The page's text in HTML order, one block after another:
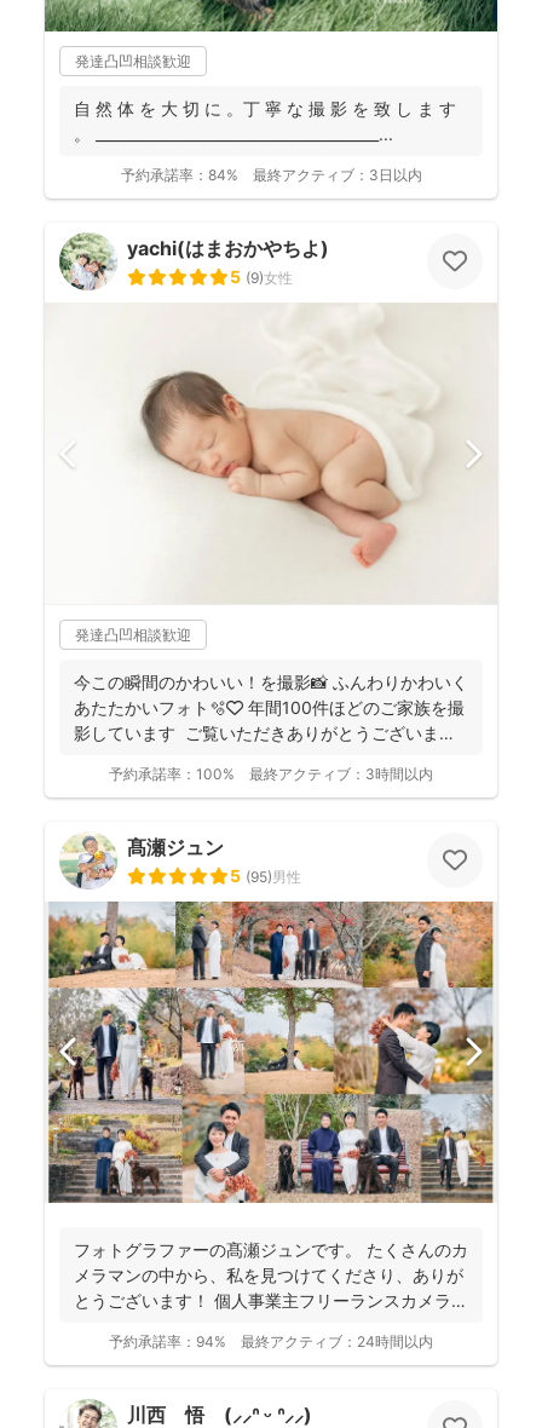
発達凸凹相談歓迎
自 然 体 を 大 切 に 。丁 寧 な 撮 影 を 致 し ま す
。 _______________________________________...
予約承諾率： 84% 最終アクティブ： 3日以内
yachi(はまおかやちよ)
5 (9)女性
発達凸凹相談歓迎
今この瞬間のかわいい！を撮影📸 ふんわりかわいく
あたたかいフォト🫧🤍 年間100件ほどのご家族を撮
影しています ご覧いただきありがとうございま
予約承諾率： 100% 最終アクティブ： 3時間以内
髙瀬ジュン
5 (95)男性
フォトグラファーの髙瀬ジュンです。 たくさんのカ
メラマンの中から、私を見つけてくださり、ありが
とうございます！ 個人事業主フリーランスカメラマ
予約承諾率： 94% 最終アクティブ： 24時間以内
川西 悟 (⸝⸝ᐢ ᵕ ᐢ⸝⸝)